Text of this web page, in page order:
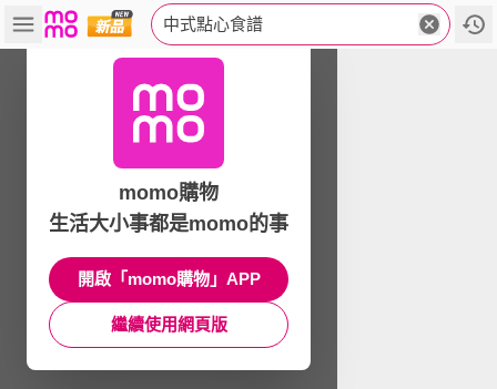
中式點心食譜
momo購物
生活大小事都是momo的事
開啟「momo購物」APP
繼續使用網頁版